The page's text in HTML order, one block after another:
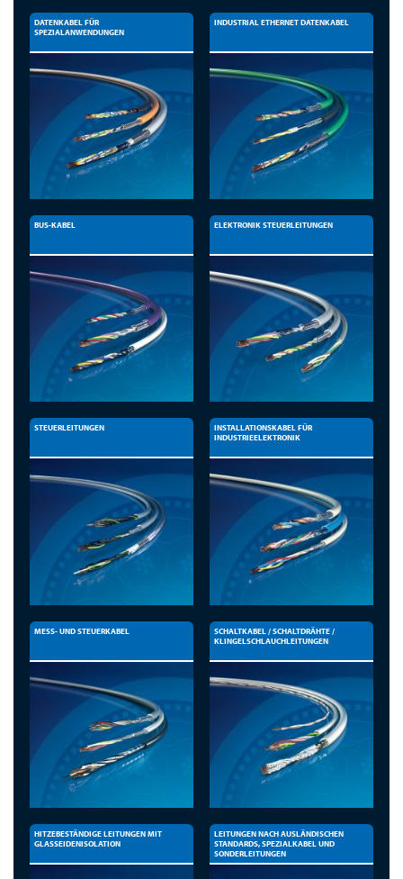
DATENKABEL FÜR
SPEZIALANWENDUNGEN
INDUSTRIAL ETHERNET DATENKABEL
BUS-KABEL ELEKTRONIK STEUERLEITUNGEN
STEUERLEITUNGEN
INSTALLATIONSKABEL FÜR
INDUSTRIEELEKTRONIK
MESS- UND STEUERKABEL
SCHALTKABEL / SCHALTDRÄHTE /
KLINGELSCHLAUCHLEITUNGEN
HITZEBESTÄNDIGE LEITUNGEN MIT
GLASSEIDENISOLATION
LEITUNGEN NACH AUSLÄNDISCHEN
STANDARDS, SPEZIALKABEL UND
SONDERLEITUNGEN